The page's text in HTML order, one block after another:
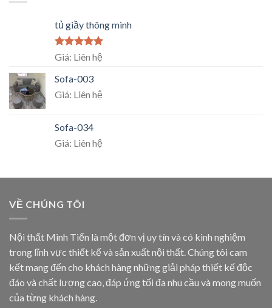
tủ giầy thông minh
Rated5.00
Giá: Liên hệ
Sofa-003
Giá: Liên hệ
Sofa-034
Giá: Liên hệ
VỀ CHÚNG TÔI
Nội thất Minh Tiến là một đơn vị uy tín và có kinh nghiệm
trong lĩnh vực thiết kế và sản xuất nội thất. Chúng tôi cam
kết mang đến cho khách hàng những giải pháp thiết kế độc
đáo và chất lượng cao, đáp ứng tối đa nhu cầu và mong muốn
của từng khách hàng.